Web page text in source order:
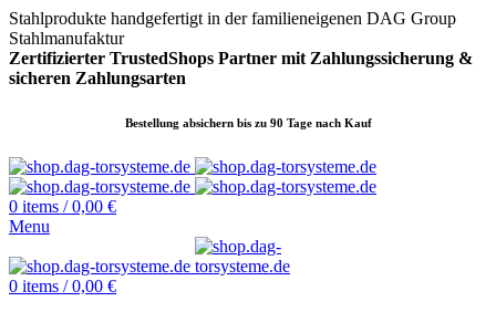
Stahlprodukte handgefertigt in der familieneigenen DAG Group
Stahlmanufaktur
Zertifizierter TrustedShops Partner mit Zahlungssicherung &
sicheren Zahlungsarten
Bestellung absichern bis zu 90 Tage nach Kauf
0 items / 0,00 €
Menu
0 items / 0,00 €